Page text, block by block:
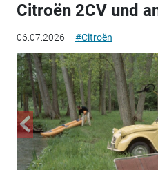
06.07.2026 #Citroën
Citroën 2CV und